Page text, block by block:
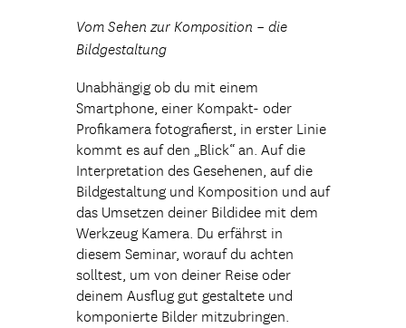
Vom Sehen zur Komposition – die
Bildgestaltung
Unabhängig ob du mit einem
Smartphone, einer Kompakt- oder
Profikamera fotografierst, in erster Linie
kommt es auf den „Blick“ an. Auf die
Interpretation des Gesehenen, auf die
Bildgestaltung und Komposition und auf
das Umsetzen deiner Bildidee mit dem
Werkzeug Kamera. Du erfährst in
diesem Seminar, worauf du achten
solltest, um von deiner Reise oder
deinem Ausflug gut gestaltete und
komponierte Bilder mitzubringen.